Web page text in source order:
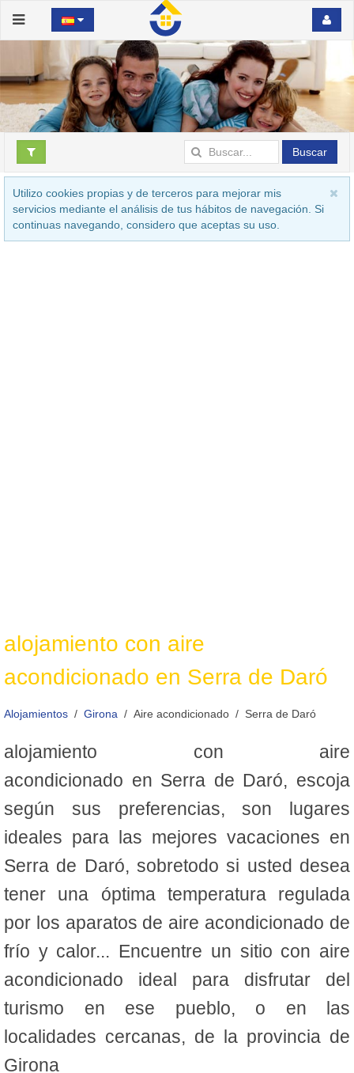
Buscar
Utilizo cookies propias y de terceros para mejorar mis
servicios mediante el análisis de tus hábitos de navegación. Si
continuas navegando, considero que aceptas su uso.
alojamiento con aire
acondicionado en Serra de Daró
Alojamientos Girona Aire acondicionado Serra de Daró
alojamiento con aire
acondicionado en Serra de Daró, escoja
según sus preferencias, son lugares
ideales para las mejores vacaciones en
Serra de Daró, sobretodo si usted desea
tener una óptima temperatura regulada
por los aparatos de aire acondicionado de
frío y calor... Encuentre un sitio con aire
acondicionado ideal para disfrutar del
turismo en ese pueblo, o en las
localidades cercanas, de la provincia de
Girona